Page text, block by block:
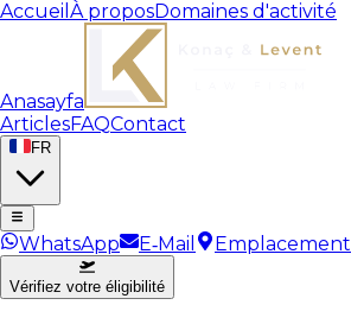
Accueil À proposDomaines d'activité
Anasayfa
ArticlesFAQContact
FR
WhatsApp E‑Mail Emplacement
Vérifiez votre éligibilité